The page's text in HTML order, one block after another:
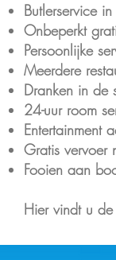
Butlerservice
Onbeperkt
Persoonlijke
Meerdere
Dranken in de
24-uur room
Entertainment
Gratis vervoer
Fooien aan
Hier vindt u